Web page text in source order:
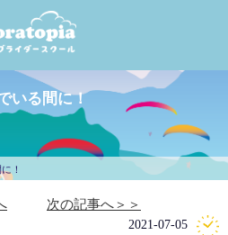
！
いる間に！
次の記事へ＞＞
2021-07-05